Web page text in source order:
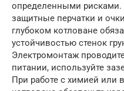
определенными рисками.
защитные перчатки и
глубоком котловане
устойчивостью стенок
Электромонтаж
питании, используйте
При работе с химией или